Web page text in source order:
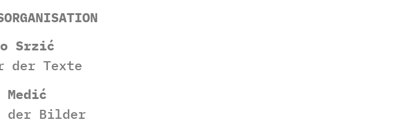
Srzić
der Texte
Medić
der Bilder